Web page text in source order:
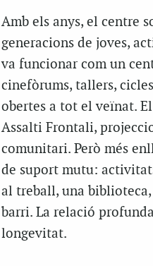
Amb els anys, el centre
generacions de joves,
va funcionar com un
cinefòrums, tallers,
obertes a tot el veïnat.
Assalti Frontali,
comunitari. Però més
de suport mutu:
al treball, una
barri. La relació
longevitat.